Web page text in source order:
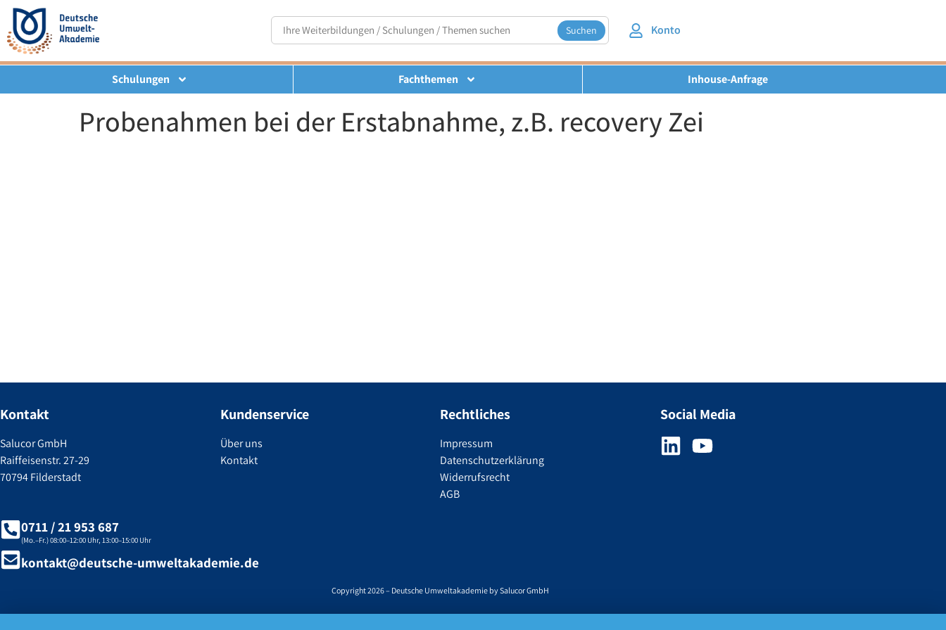
Suchen Konto
Schulungen Fachthemen Inhouse-Anfrage
Probenahmen bei der Erstabnahme, z.B. recovery Zei
Kontakt
Salucor GmbH
Raiffeisenstr. 27-29
70794 Filderstadt
Kundenservice
Über uns
Kontakt
Rechtliches
Impressum
Datenschutzerklärung
Widerrufsrecht
AGB
Social Media
0711 / 21 953 687
(Mo.–Fr.) 08:00–12:00 Uhr, 13:00–15:00 Uhr
kontakt@deutsche-umweltakademie.de
Copyright 2026 – Deutsche Umweltakademie by Salucor GmbH